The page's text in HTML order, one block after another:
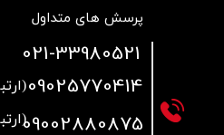
پرسش های متداول
021-33980521
09025770414
09002880875